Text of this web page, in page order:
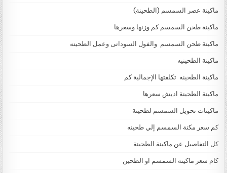
ماكينة عصر السمسم (الطحينة)
ماكينة طحن السمسم كم وزنها وسعرها
ماكينة طحن السمسم والفول السودانى وعمل الطحينه
ماكينة الطحينيه
ماكينة الطحينه تكلفتها الإجمالية كم
ماكينة الطحينة اديش سعرها
ماكينات تحويل السمسم لطحينة
كم سعر مكنة السمسم إلي طحينه
كل التفاصيل عن ماكينة الطحينة
كام سعر ماكينه السمسم او الطحين